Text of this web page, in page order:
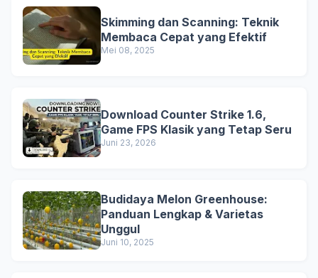
Skimming dan Scanning: Teknik
Membaca Cepat yang Efektif
Mei 08, 2025
Download Counter Strike 1.6,
Game FPS Klasik yang Tetap Seru
Juni 23, 2026
Budidaya Melon Greenhouse:
Panduan Lengkap & Varietas
Unggul
Juni 10, 2025